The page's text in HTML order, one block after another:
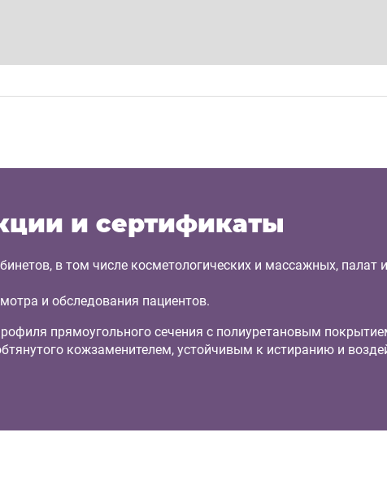
и сертификаты
в том числе косметологических и массажных, палат
и обследования пациентов.
прямоугольного сечения с полиуретановым
кожзаменителем, устойчивым к истиранию и